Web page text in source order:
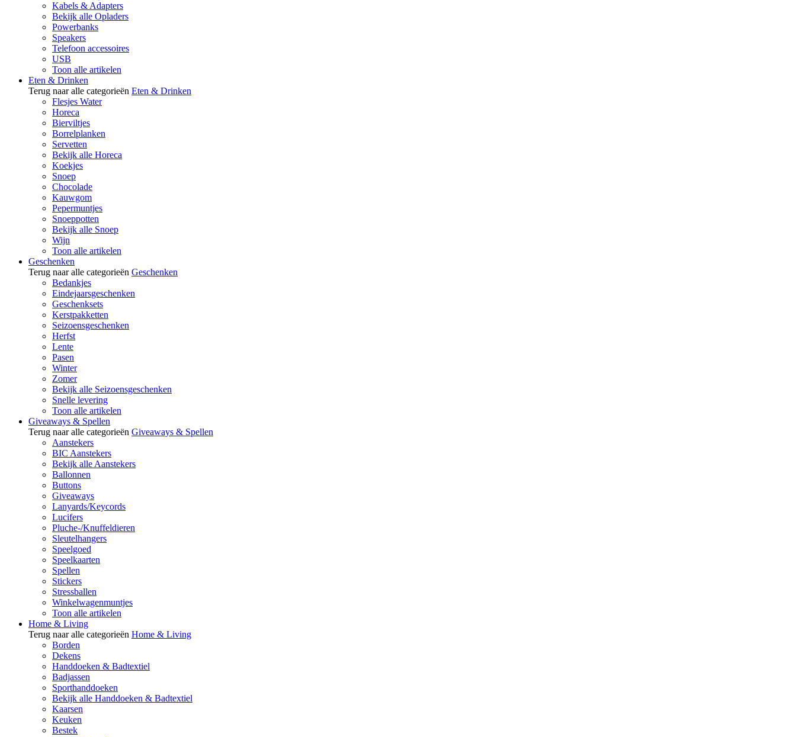
Kabels & Adapters
Bekijk alle Opladers
Powerbanks
Speakers
Telefoon accessoires
USB
Toon alle artikelen
Eten & Drinken
Terug naar alle categorieën Eten & Drinken
Flesjes Water
Horeca
Bierviltjes
Borrelplanken
Servetten
Bekijk alle Horeca
Koekjes
Snoep
Chocolade
Kauwgom
Pepermuntjes
Snoeppotten
Bekijk alle Snoep
Wijn
Toon alle artikelen
Geschenken
Terug naar alle categorieën Geschenken
Bedankjes
Eindejaarsgeschenken
Geschenksets
Kerstpakketten
Seizoensgeschenken
Herfst
Lente
Pasen
Winter
Zomer
Bekijk alle Seizoensgeschenken
Snelle levering
Toon alle artikelen
Giveaways & Spellen
Terug naar alle categorieën Giveaways & Spellen
Aanstekers
BIC Aanstekers
Bekijk alle Aanstekers
Ballonnen
Buttons
Giveaways
Lanyards/Keycords
Lucifers
Pluche-/Knuffeldieren
Sleutelhangers
Speelgoed
Speelkaarten
Spellen
Stickers
Stressballen
Winkelwagenmuntjes
Toon alle artikelen
Home & Living
Terug naar alle categorieën Home & Living
Borden
Dekens
Handdoeken & Badtextiel
Badjassen
Sporthanddoeken
Bekijk alle Handdoeken & Badtextiel
Kaarsen
Keuken
Bestek